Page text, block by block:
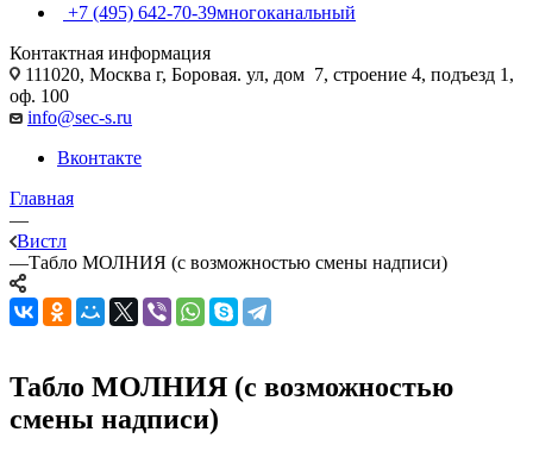
+7 (495) 642-70-39многоканальный
Контактная информация
111020, Москва г, Боровая. ул, дом 7, строение 4, подъезд 1,
оф. 100
info@sec-s.ru
Вконтакте
Главная
—
Вистл
—Табло МОЛНИЯ (с возможностью смены надписи)
Табло МОЛНИЯ (с возможностью
смены надписи)